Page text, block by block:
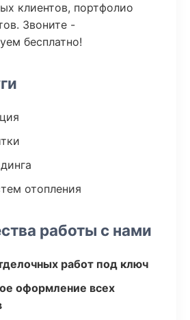
клиентов, портфолио
Звоните -
бесплатно!
отопления
работы с нами
работ под ключ
оформление всех